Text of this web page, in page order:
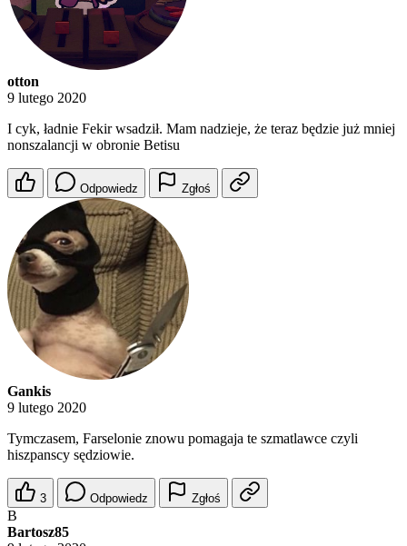
otton
9 lutego 2020
I cyk, ładnie Fekir wsadził. Mam nadzieje, że teraz będzie już mniej
nonszalancji w obronie Betisu
Odpowiedz Zgłoś
Gankis
9 lutego 2020
Tymczasem, Farselonie znowu pomagaja te szmatlawce czyli
hiszpanscy sędziowie.
3 Odpowiedz Zgłoś
B
Bartosz85